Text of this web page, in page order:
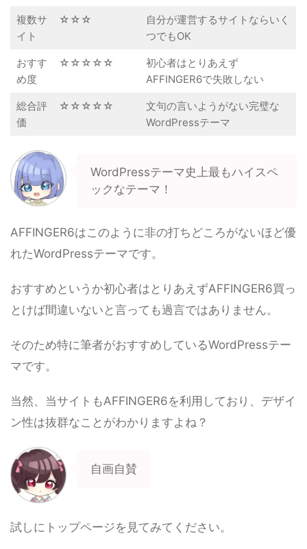
複数サ
イト
☆☆☆
自分が運営するサイトならいく
つでもOK
おすす
め度
☆☆☆☆☆
初心者はとりあえず
AFFINGER6で失敗しない
総合評
価
☆☆☆☆☆
文句の言いようがない完璧な
WordPressテーマ
WordPressテーマ史上最もハイスペ
ックなテーマ！
AFFINGER6はこのように非の打ちどころがないほど優
れたWordPressテーマです。
おすすめというか初心者はとりあえずAFFINGER6買っ
とけば間違いないと言っても過言ではありません。
そのため特に筆者がおすすめしているWordPressテー
マです。
当然、当サイトもAFFINGER6を利用しており、デザイ
ン性は抜群なことがわかりますよね？
自画自賛
試しにトップページを見てみてください。